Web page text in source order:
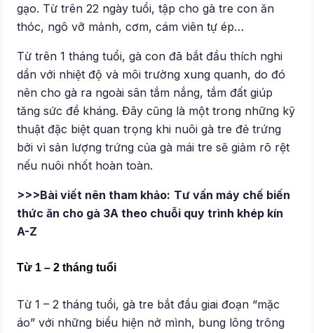
gạo. Từ trên 22 ngày tuổi, tập cho gà tre con ăn
thóc, ngô vỡ mảnh, cơm, cám viên tự ép…
Từ trên 1 tháng tuổi, gà con đã bắt đầu thích nghi
dần với nhiệt độ và môi trường xung quanh, do đó
nên cho gà ra ngoài sân tắm nắng, tắm đất giúp
tăng sức đề kháng. Đây cũng là một trong những kỹ
thuật đặc biệt quan trọng khi nuôi gà tre đẻ trứng
bởi vì sản lượng trứng của gà mái tre sẽ giảm rõ rệt
nếu nuôi nhốt hoàn toàn.
>>>Bài viết nên tham khảo: Tư vấn máy chế biến
thức ăn cho gà 3A theo chuỗi quy trình khép kín
A-Z
Từ 1 – 2 tháng tuổi
Từ 1 – 2 tháng tuổi, gà tre bắt đầu giai đoạn “mặc
áo” với những biểu hiện nở mình, bung lông trông